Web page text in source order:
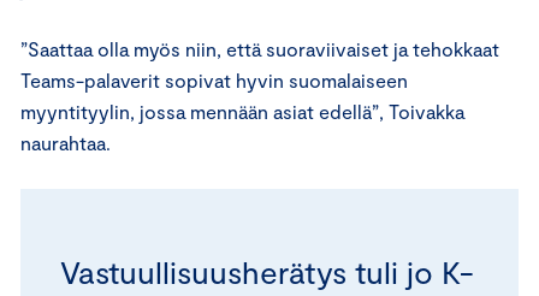
”Saattaa olla myös niin, että suoraviivaiset ja tehokkaat
Teams-palaverit sopivat hyvin suomalaiseen
myyntityylin, jossa mennään asiat edellä”, Toivakka
naurahtaa.
Vastuullisuusherätys tuli jo K-